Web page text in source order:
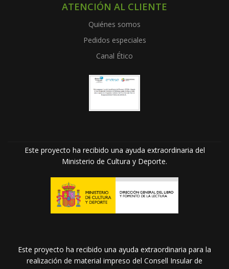
ATENCIÓN AL CLIENTE
Quiénes somos
Pedidos especiales
Canal Ético
Este proyecto ha recibido una ayuda extraordinaria del
Ministerio de Cultura y Deporte.
Este proyecto ha recibido una ayuda extraordinaria para la
realización de material impreso del Consell Insular de